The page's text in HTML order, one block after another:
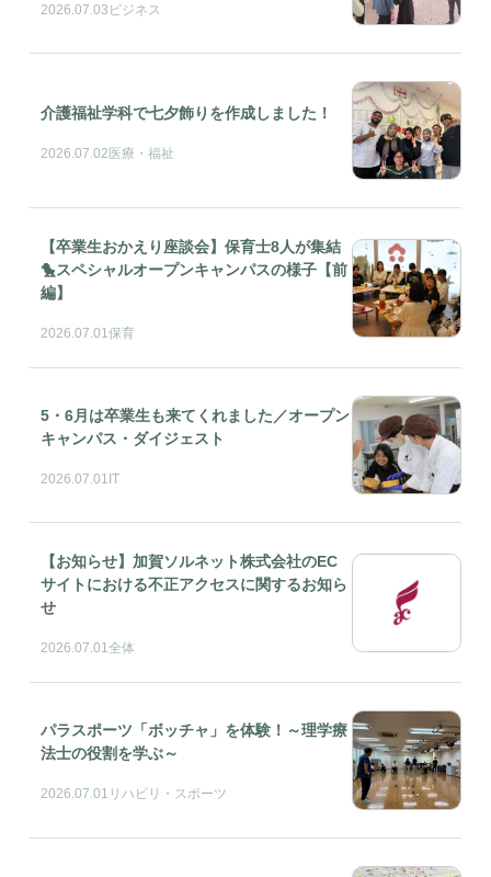
2026.07.03 ビジネス
介護福祉学科で七夕飾りを作成しました！
2026.07.02医療・福祉
【卒業生おかえり座談会】保育士8人が集結
🐤スペシャルオープンキャンパスの様子【前
編】
2026.07.01保育
5・6月は卒業生も来てくれました／オープン
キャンパス・ダイジェスト
2026.07.01 IT
【お知らせ】加賀ソルネット株式会社のEC
サイトにおける不正アクセスに関するお知ら
せ
2026.07.01全体
パラスポーツ「ボッチャ」を体験！～理学療
法士の役割を学ぶ～
2026.07.01 リハビリ・スポーツ